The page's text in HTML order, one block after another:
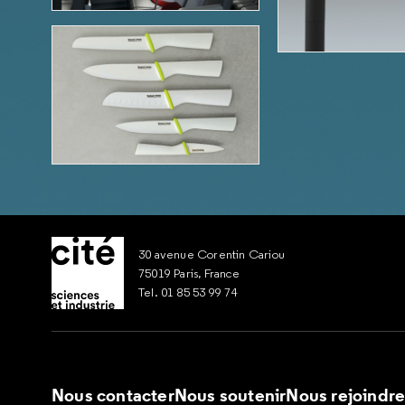
30 avenue Corentin Cariou
75019 Paris, France
Tel. 01 85 53 99 74
Nous contacterNous soutenirNous rejoindre